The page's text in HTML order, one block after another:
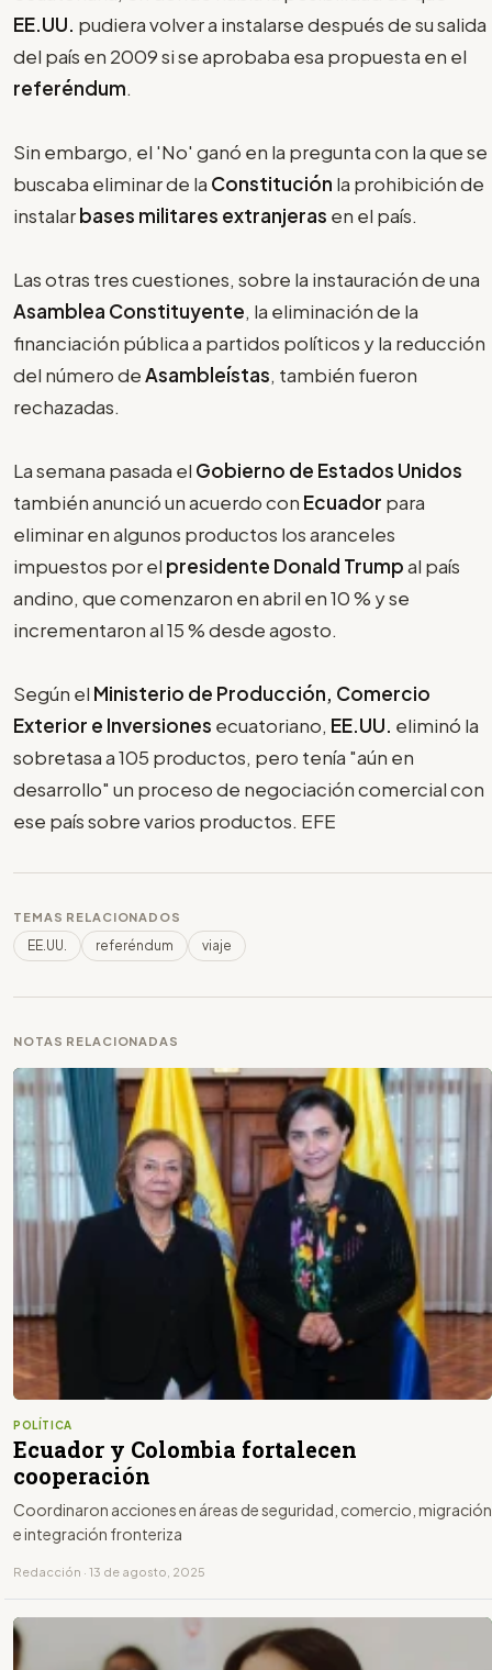
EE.UU. pudiera volver a instalarse después de su salida
del país en 2009 si se aprobaba esa propuesta en el
referéndum.
Sin embargo, el 'No' ganó en la pregunta con la que se
buscaba eliminar de la Constitución la prohibición de
instalarbases militares extranjeras en el país.
Las otras tres cuestiones, sobre la instauración de una
Asamblea Constituyente, la eliminación de la
financiación pública a partidos políticos y la reducción
del número deAsambleístas, también fueron
rechazadas.
La semana pasada el Gobierno de Estados Unidos
también anunció un acuerdo con Ecuador para
eliminar en algunos productos los aranceles
impuestos por el presidente Donald Trumpal país
andino, que comenzaron en abril en 10 % y se
incrementaron al 15 % desde agosto.
Según el Ministerio de Producción, Comercio
Exterior e Inversiones ecuatoriano, EE.UU. eliminó la
sobretasa a 105 productos, pero tenía "aún en
desarrollo" un proceso de negociación comercial con
ese país sobre varios productos. EFE
TEMAS RELACIONADOS
EE.UU. referéndum viaje
NOTAS RELACIONADAS
POLÍTICA
Ecuador y Colombia fortalecen
cooperación
Coordinaron acciones en áreas de seguridad, comercio, migración
e integración fronteriza
Redacción · 13 de agosto, 2025